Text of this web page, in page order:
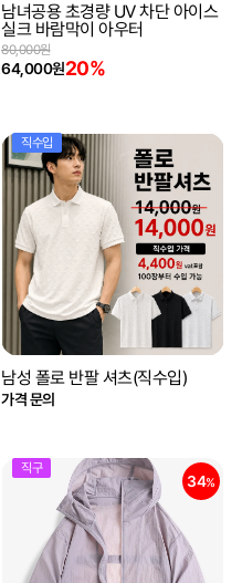
남녀공용 초경량 UV 차단 아이스
실크 바람막이 아우터
64,000원20%
80,000원
직수입
남성 폴로 반팔 셔츠(직수입)
가격 문의
직구
34%